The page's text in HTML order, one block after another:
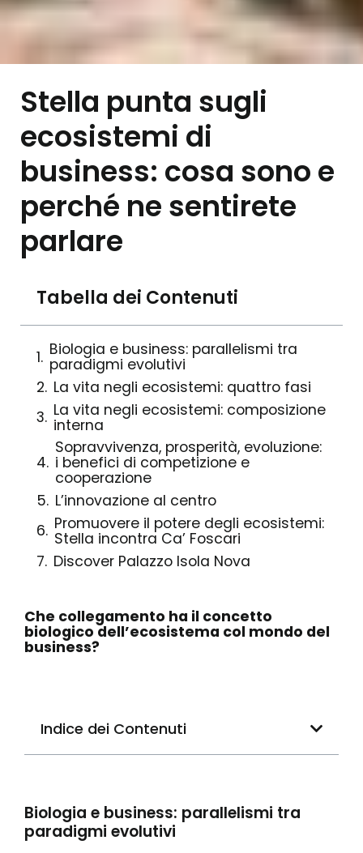
Stella punta sugli
ecosistemi di
business: cosa sono e
perché ne sentirete
parlare
Tabella dei Contenuti
Biologia e business: parallelismi tra
paradigmi evolutivi
La vita negli ecosistemi: quattro fasi
La vita negli ecosistemi: composizione
interna
Sopravvivenza, prosperità, evoluzione:
i benefici di competizione e
cooperazione
L’innovazione al centro
Promuovere il potere degli ecosistemi:
Stella incontra Ca’ Foscari
Discover Palazzo Isola Nova
Che collegamento ha il concetto
biologico dell’ecosistema col mondo del
business?
Indice dei Contenuti
Biologia e business: parallelismi tra
paradigmi evolutivi